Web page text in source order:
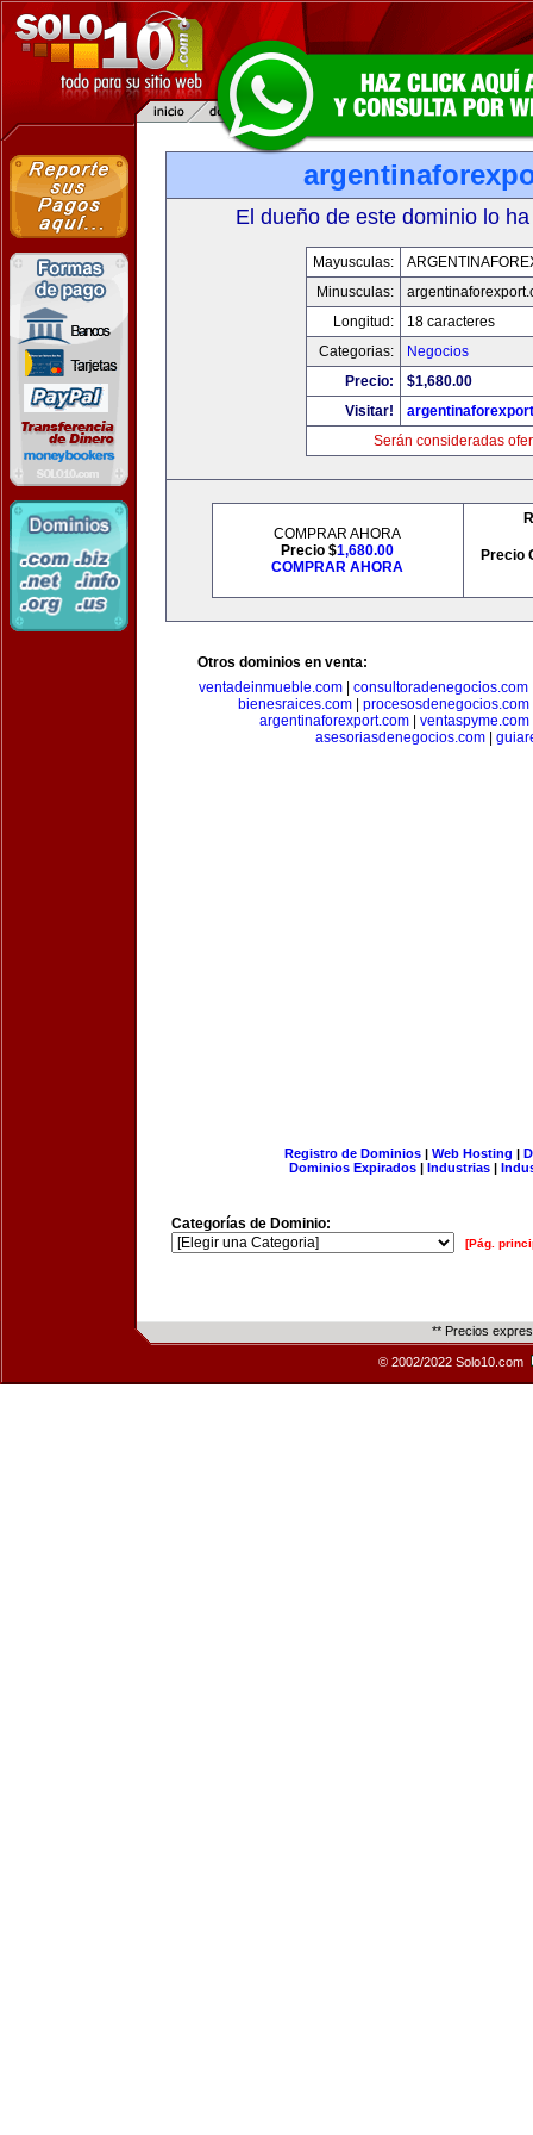
El dueño de este dominio lo
Mayusculas:
Minusculas:
Longitud:
18 caracteres
Categorias:
Negocios
Precio:
$1,680.00
Visitar!
Serán consideradas
COMPRAR AHORA
Precio $1,680.00
COMPRAR AHORA
Precio
Otros dominios en venta:
ventadeinmueble.com| consultoradenegocios.com
bienesraices.com
procesosdenegocios.com
argentinaforexport.com| ventaspyme.com
asesoriasdenegocios.com|
Registro de Dominios| Web Hosting |
Dominios Expirados | Industrias |
Categorías de Dominio:
[Pág.
** Precios
© 2002/2022 Solo10.com